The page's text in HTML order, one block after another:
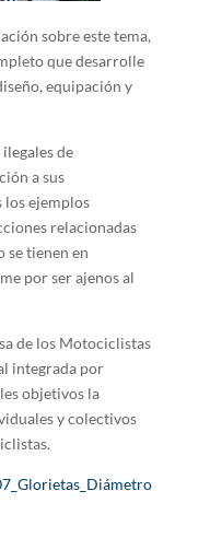
sobre este tema,
que desarrolle
equipación y
de
a sus
los ejemplos
relacionadas
se tienen en
por ser ajenos al
de los Motociclistas
integrada por
objetivos la
y colectivos